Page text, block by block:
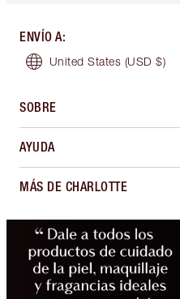
ENVÍO A:
United States (USD $)
SOBRE
AYUDA
MÁS DE CHARLOTTE